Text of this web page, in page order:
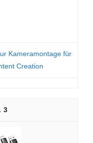
Kameramontage für
Creation
3